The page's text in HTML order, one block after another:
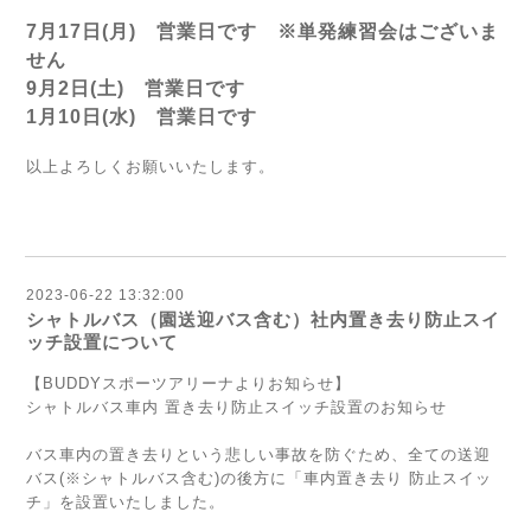
7月17日(月) 営業日です ※単発練習会はございま
せん
9月2日(土) 営業日です
1月10日(水) 営業日です
以上よろしくお願いいたします。
2023-06-22 13:32:00
シャトルバス（園送迎バス含む）社内置き去り防止スイ
ッチ設置について
【BUDDYスポーツアリーナよりお知らせ】
シャトルバス車内 置き去り防止スイッチ設置のお知らせ
バス車内の置き去りという悲しい事故を防ぐため、全ての送迎
バス(※シャトルバス含む)の後方に「車内置き去り 防止スイッ
チ」を設置いたしました。